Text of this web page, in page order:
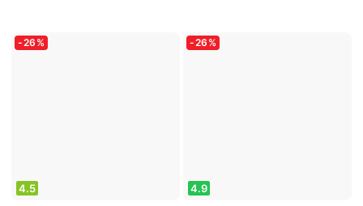
увлажнение
-26 %
4.5
-26 %
4.9